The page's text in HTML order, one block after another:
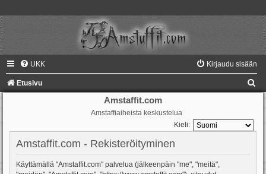
UKK Kirjaudu sisään
Etusivu
Amstaffit.com
Amstaffiaiheista keskustelua
Kieli:
Amstaffit.com - Rekisteröityminen
Käyttämällä "Amstaffit.com" palvelua (jälkeenpäin "me", "meitä",